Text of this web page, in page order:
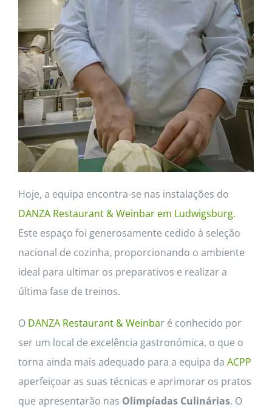
Hoje, a equipa encontra-se nas instalações do
DANZA Restaurant & Weinbar em Ludwigsburg.
Este espaço foi generosamente cedido à seleção
nacional de cozinha, proporcionando o ambiente
ideal para ultimar os preparativos e realizar a
última fase de treinos.
O DANZA Restaurant & Weinbar é conhecido por
ser um local de excelência gastronómica, o que o
torna ainda mais adequado para a equipa da ACPP
aperfeiçoar as suas técnicas e aprimorar os pratos
que apresentarão nas Olimpíadas Culinárias. O